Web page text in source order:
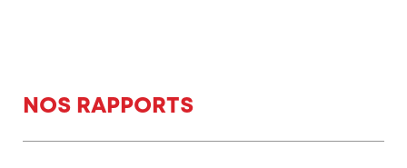
NOS RAPPORTS